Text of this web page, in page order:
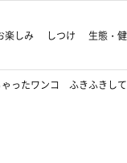
楽しみ しつけ 生態・
ったワンコ ふきふきし